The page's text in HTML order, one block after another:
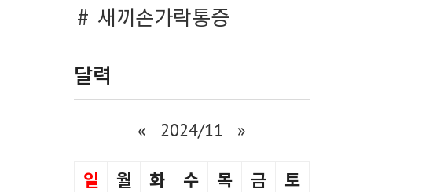
새끼손가락통증
달력
« 2024/11 »
일 월 화 수 목 금 토